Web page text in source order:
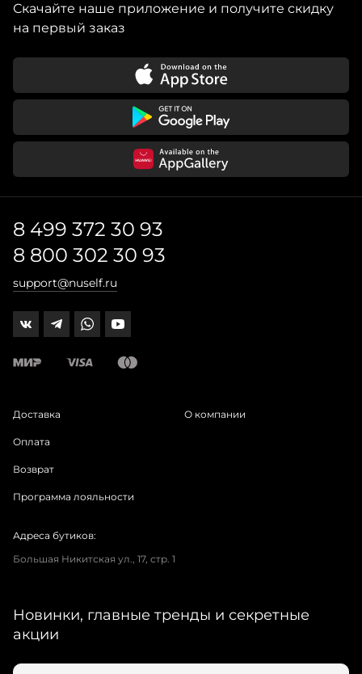
Скачайте наше приложение и получите скидку
на первый заказ
8 499 372 30 93
8 800 302 30 93
support@nuself.ru
Доставка
Оплата
Возврат
Программа лояльности
О компании
Адреса бутиков:
Большая Никитская ул., 17, стр. 1
Новинки, главные тренды и секретные
акции